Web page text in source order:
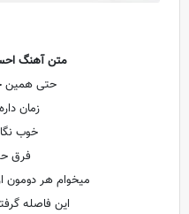
متن آهنگ
حتی همین
زمان
خوب
فرق
میخوام هر دومون
این فاصله